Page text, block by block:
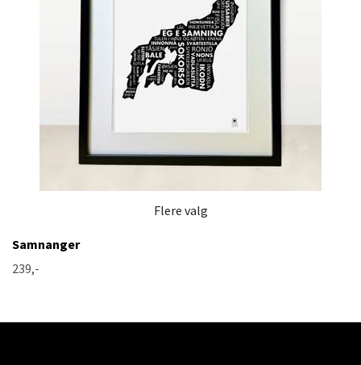
Flere valg
Samnanger
239,-